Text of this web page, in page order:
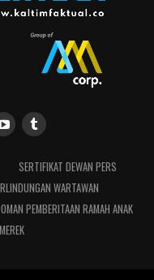
SERTIFIKAT DEWAN PERS
WARTAWAN
PEMBERITAAN RAMAH ANAK